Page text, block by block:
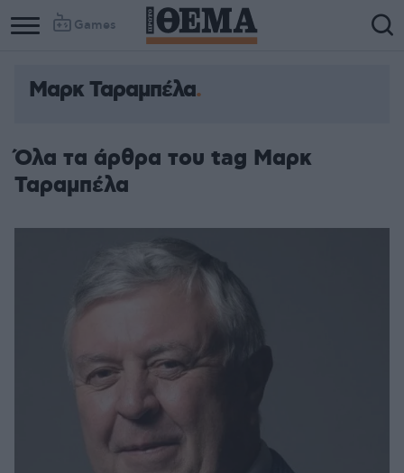
Games
Μαρκ Ταραμπέλα
Όλα τα άρθρα του tag Μαρκ
Ταραμπέλα